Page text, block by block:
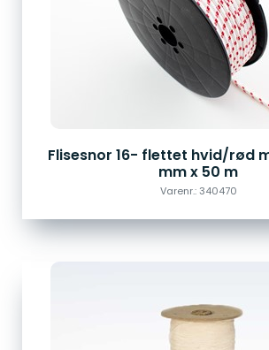
Flisesnor 16- flettet hvid/rød
mm x 50 m
Varenr.: 340470